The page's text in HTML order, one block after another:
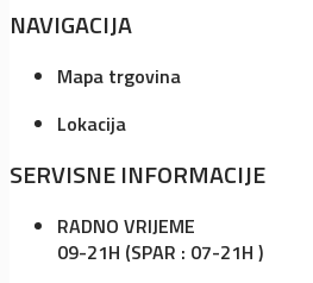
NAVIGACIJA
Mapa trgovina
Lokacija
SERVISNE INFORMACIJE
RADNO VRIJEME
09-21H (SPAR : 07-21H )